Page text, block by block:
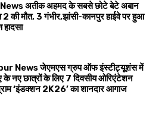
अतीक अहमद के सबसे छोटे बेटे अबान
की मौत, 3 गंभीर,झांसी-कानपुर हाईवे पर हुआ
हादसा
News जेएमएस ग्रुप ऑफ इंस्टीट्यूशंस में
के नए छात्रों के लिए 7 दिवसीय ओरिएंटेशन
‘इंडक्शन 2K26’ का शानदार आगाज